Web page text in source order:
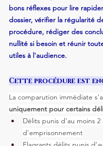
bons réflexes pour lire
dossier, vérifier la régularité
procédure, rédiger des
nullité si besoin et réunir
utiles à l'audience.
Cette procédure est
La comparution immédiate
uniquement pour certains
Délits punis d'au moins 2
d'emprisonnement